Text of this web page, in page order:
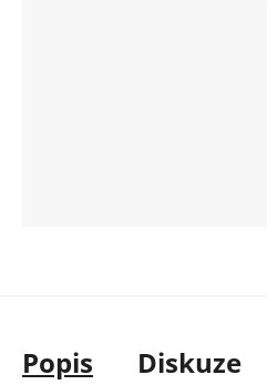
Popis Diskuze